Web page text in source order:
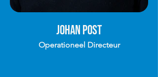
Johan Post
Operationeel Directeur